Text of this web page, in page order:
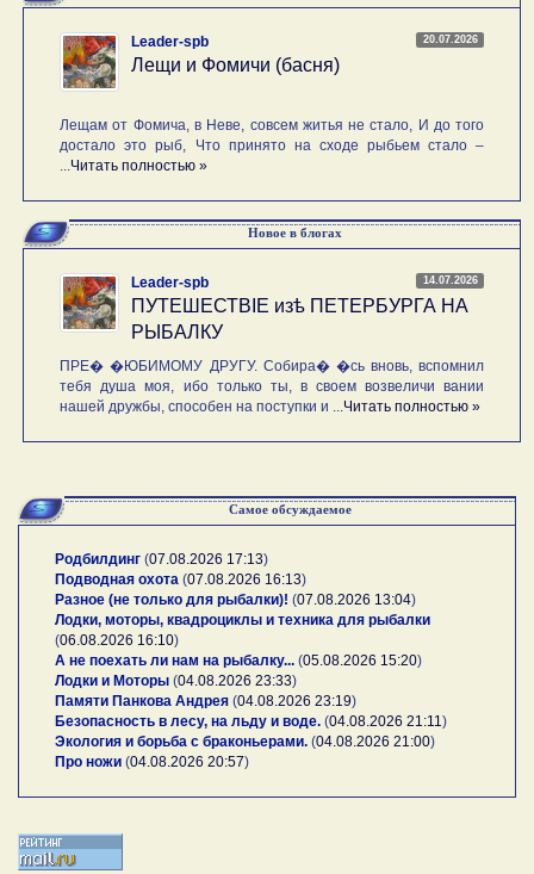
20.07.2026
Leader-spb
Лещи и Фомичи (басня)
Лещам от Фомича, в Неве, совсем житья не стало, И до того
достало это рыб, Что принято на сходе рыбьем стало –
Читать полностью »
Новое в блогах
14.07.2026
Leader-spb
ПУТЕШЕСТВIE изѣ ПЕТЕРБУРГА НА
РЫБАЛКУ
ПРЕ� �ЮБИМОМУ ДРУГУ. Собира� �сь вновь, вспомнил
тебя душа моя, ибо только ты, в своем возвеличи вании
нашей дружбы, способен на поступки и ... Читать полностью »
Самое обсуждаемое
Родбилдинг (07.08.2026 17:13)
Подводная охота (07.08.2026 16:13)
Разное (не только для рыбалки)! (07.08.2026 13:04)
Лодки, моторы, квадроциклы и техника для рыбалки
(06.08.2026 16:10)
А не поехать ли нам на рыбалку... (05.08.2026 15:20)
Лодки и Моторы (04.08.2026 23:33)
Памяти Панкова Андрея (04.08.2026 23:19)
Безопасность в лесу, на льду и воде. (04.08.2026 21:11 )
Экология и борьба с браконьерами. (04.08.2026 21:00)
Про ножи (04.08.2026 20:57)